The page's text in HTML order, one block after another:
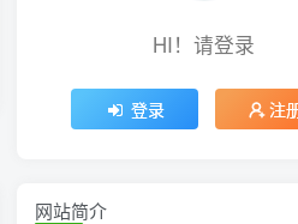
HI！请登录
登录 注
HI！请登录
登录 注
网站简介